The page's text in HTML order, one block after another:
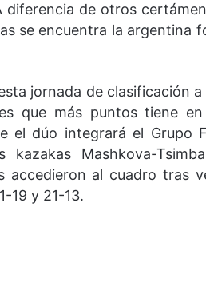
de otros
se encuentra la argentina
jornada de clasificación
que más puntos tiene
el dúo integrará el Grupo
kazakas Mashkova-
accedieron al cuadro tras
19 y 21-13.